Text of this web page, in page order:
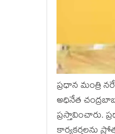
ప్ర‌ధాన మంత్రి
అధినేత